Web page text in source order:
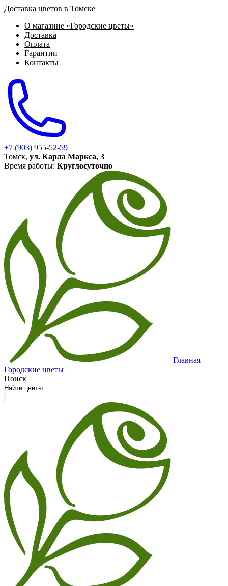
Доставка цветов в Томске
О магазине «Городские цветы»
Доставка
Оплата
Гарантии
Контакты
+7 (903) 955-52-59
Томск, ул. Карла Маркса, 3
Время работы: Круглосуточно
Главная
Городские цветы
Поиск